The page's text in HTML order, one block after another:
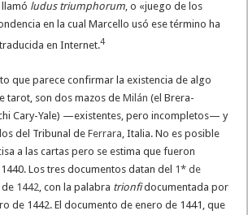
llamó ludus triumphorum, o «juego de los
en la cual Marcello usó ese término ha
en Internet.4
que parece confirmar la existencia de algo
tarot, son dos mazos deMilán (el Brera-
Cary-Yale) —existentes, pero incompletos— y
del Tribunal deFerrara , Italia. No es posible
a las cartas pero se estima que fueron
Los tres documentos datan del 1* de
de 1442 , con la palabra trionfidocumentada por
de 1442. El documento de enero de 1441, que